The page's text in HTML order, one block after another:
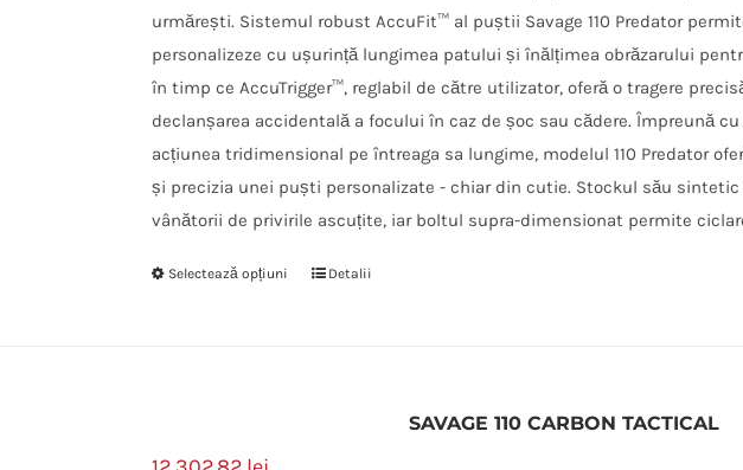
urmărești. Sistemul robust AccuFit™ al puștii Savage 110 Predator
personalizeze cu ușurință lungimea patului și înălțimea obrăzarului
în timp ce AccuTrigger™, reglabil de către utilizator, oferă o tragere
declanșarea accidentală a focului în caz de șoc sau cădere. Împreună
acțiunea tridimensional pe întreaga sa lungime, modelul 110 Predator
și precizia unei puști personalizate - chiar din cutie. Stockul său sintetic
vânătorii de privirile ascuțite, iar boltul supra-dimensionat permite
Selectează opțiuni Detalii
SAVAGE 110 CARBON TACTICAL